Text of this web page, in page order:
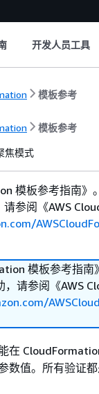
开发人员工具
模板参考
模板参考
焦模式
模板参考指南》
参阅《AWS
模板参考指南》
请参阅《AWS
在
数值。所有验证